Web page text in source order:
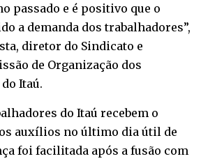
passado e é positivo que o
a demanda dos trabalhadores”,
diretor do Sindicato e
de Organização dos
Itaú.
do Itaú recebem o
auxílios no último dia útil de
foi facilitada após a fusão com